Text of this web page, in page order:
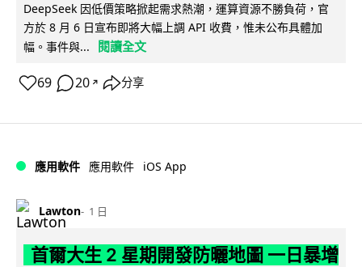
DeepSeek 因低價策略掀起需求熱潮，運算資源不勝負荷，官
方於 8 月 6 日宣布即將大幅上調 API 收費，惟未公布具體加
幅。事件與...
閱讀全文
69 20 ↗ 分享
應用軟件 應用軟件 iOS App
Lawton 1 日
首爾大生 2 星期開發防曬地圖 一日暴增